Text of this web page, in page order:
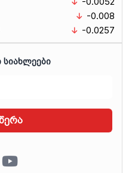
-0.008
-0.0257